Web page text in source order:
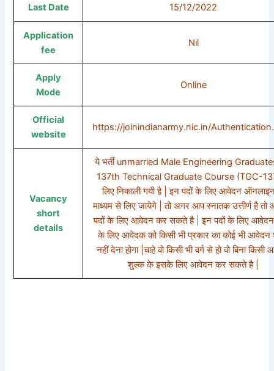
Last Date 15/12/2022
Application
fee
Nil
Apply
Mode
Online
Official
website
https://joinindianarmy.nic.in/
Vacancy
short
details
ये भर्ती unmarried Male Engineering
137th Technical Graduate Course (TGC-
लिए निकाली गयी है | इन पदों के लिए आवेदन
माध्यम से लिए जायेगे | तो अगर आप स्नातक उत्तीर्ण है तो
पदों के लिए आवेदन कर सकते है | इन पदों के लिए
के लिए आवेदक को किसी भी प्रकार का कोई भी
नहीं देना होगा |चाहे वो किसी भी वर्ग से हो वो बिना
शुल्क के इसके लिए आवेदन कर सकते है |